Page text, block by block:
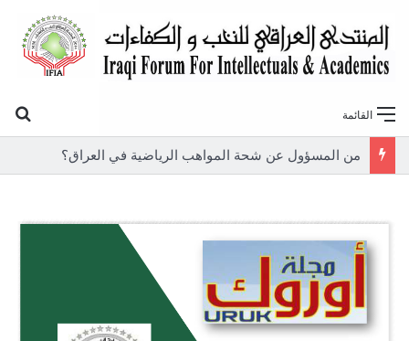
القائمة
من المسؤول عن شحة المواهب الرياضية في العراق؟